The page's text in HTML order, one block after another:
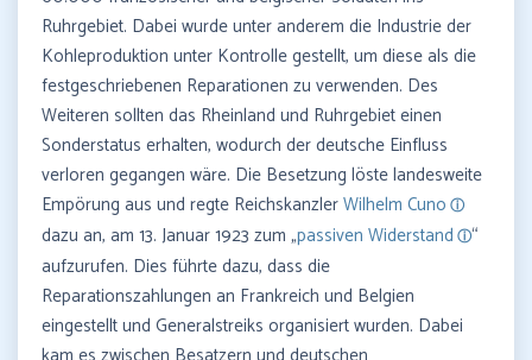
Ruhrgebiet. Dabei wurde unter anderem die Industrie der
Kohleproduktion unter Kontrolle gestellt, um diese als die
festgeschriebenen Reparationen zu verwenden. Des
Weiteren sollten das Rheinland und Ruhrgebiet einen
Sonderstatus erhalten, wodurch der deutsche Einfluss
verloren gegangen wäre. Die Besetzung löste landesweite
Empörung aus und regte ReichskanzlerWilhelm Cuno
dazu an, am 13. Januar 1923 zum „passiven Widerstand
“
aufzurufen. Dies führte dazu, dass die
Reparationszahlungen an Frankreich und Belgien
eingestellt und Generalstreiks organisiert wurden. Dabei